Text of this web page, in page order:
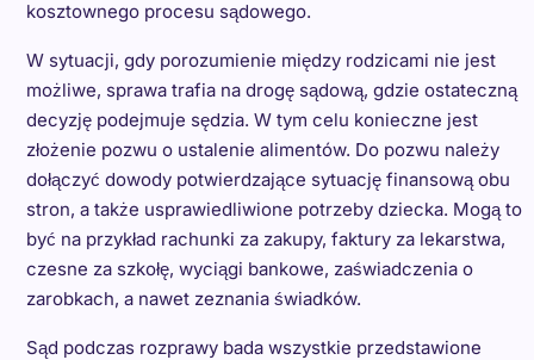
kosztownego procesu sądowego.
W sytuacji, gdy porozumienie między rodzicami nie jest
możliwe, sprawa trafia na drogę sądową, gdzie ostateczną
decyzję podejmuje sędzia. W tym celu konieczne jest
złożenie pozwu o ustalenie alimentów. Do pozwu należy
dołączyć dowody potwierdzające sytuację finansową obu
stron, a także usprawiedliwione potrzeby dziecka. Mogą to
być na przykład rachunki za zakupy, faktury za lekarstwa,
czesne za szkołę, wyciągi bankowe, zaświadczenia o
zarobkach, a nawet zeznania świadków.
Sąd podczas rozprawy bada wszystkie przedstawione